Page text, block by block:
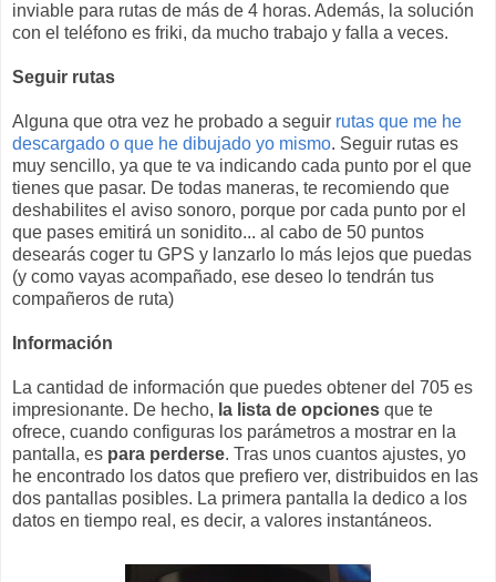
inviable para rutas de más de 4 horas. Además, la solución
con el teléfono es friki, da mucho trabajo y falla a veces.
Seguir rutas
Alguna que otra vez he probado a seguir rutas que me he
descargado o que he dibujado yo mismo. Seguir rutas es
muy sencillo, ya que te va indicando cada punto por el que
tienes que pasar. De todas maneras, te recomiendo que
deshabilites el aviso sonoro, porque por cada punto por el
que pases emitirá un sonidito... al cabo de 50 puntos
desearás coger tu GPS y lanzarlo lo más lejos que puedas
(y como vayas acompañado, ese deseo lo tendrán tus
compañeros de ruta)
Información
La cantidad de información que puedes obtener del 705 es
impresionante. De hecho, la lista de opciones que te
ofrece, cuando configuras los parámetros a mostrar en la
pantalla, es para perderse. Tras unos cuantos ajustes, yo
he encontrado los datos que prefiero ver, distribuidos en las
dos pantallas posibles. La primera pantalla la dedico a los
datos en tiempo real, es decir, a valores instantáneos.